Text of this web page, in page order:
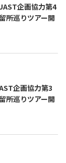
企画協力第4
所巡りツアー開
企画協力第3
所巡りツアー開